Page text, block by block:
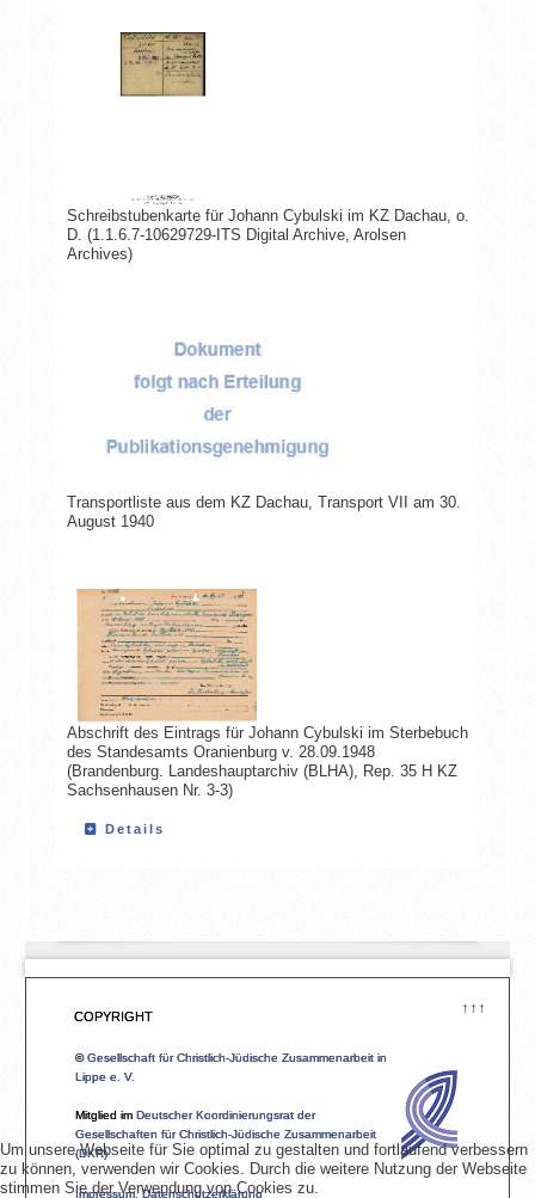
↑↑↑
COPYRIGHT
©Gesellschaft für Christlich-Jüdische Zusammenarbeit in
Lippe e. V.
Mitglied imDeutscher Koordinierungsrat der
Gesellschaften für Christlich-Jüdische Zusammenarbeit
(DKR)
Impressum, Datenschutzerklärung
Schreibstubenkarte für Johann Cybulski im KZ Dachau, o.
D. (1.1.6.7-10629729-ITS Digital Archive, Arolsen
Archives)
Transportliste aus dem KZ Dachau, Transport VII am 30.
August 1940
Abschrift des Eintrags für Johann Cybulski im Sterbebuch
des Standesamts Oranienburg v. 28.09.1948
(Brandenburg. Landeshauptarchiv (BLHA), Rep. 35 H KZ
Sachsenhausen Nr. 3-3)
Details
Um unsere Webseite für Sie optimal zu gestalten und fortlaufend verbessern
zu können, verwenden wir Cookies. Durch die weitere Nutzung der Webseite
stimmen Sie der Verwendung von Cookies zu.